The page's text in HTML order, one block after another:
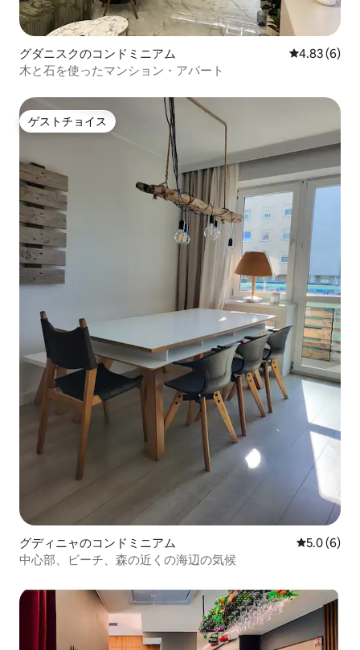
グダニスクのコンドミニアム レビュー6
4.83 (6)
木と石を使ったマンション・アパート
ゲストチョイス
ゲストチョイス
グディニャのコンドミニアム レビュー6
5.0 (6)
中心部、ビーチ、森の近くの海辺の気候